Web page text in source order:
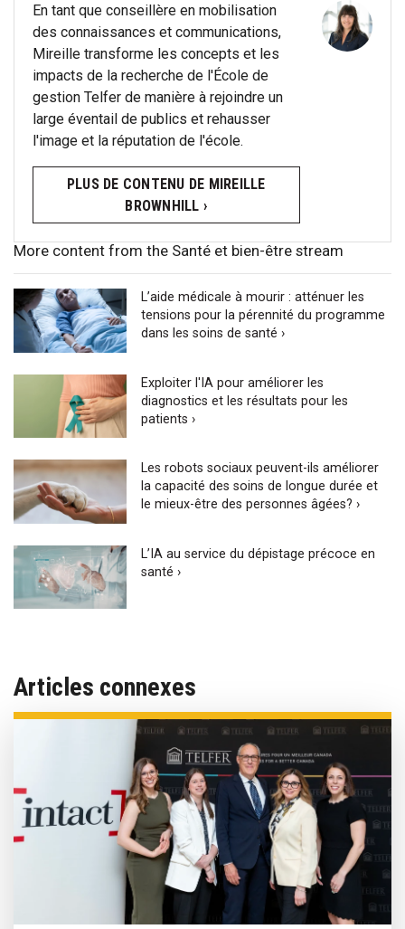
En tant que conseillère en mobilisation
des connaissances et communications,
Mireille transforme les concepts et les
impacts de la recherche de l'École de
gestion Telfer de manière à rejoindre un
large éventail de publics et rehausser
l'image et la réputation de l'école.
PLUS DE CONTENU DE MIREILLE
BROWNHILL ›
More content from the Santé et bien-être stream
L’aide médicale à mourir : atténuer les
tensions pour la pérennité du programme
dans les soins de santé ›
Exploiter l'IA pour améliorer les
diagnostics et les résultats pour les
patients ›
Les robots sociaux peuvent-ils améliorer
la capacité des soins de longue durée et
le mieux-être des personnes âgées? ›
L’IA au service du dépistage précoce en
santé ›
Articles connexes